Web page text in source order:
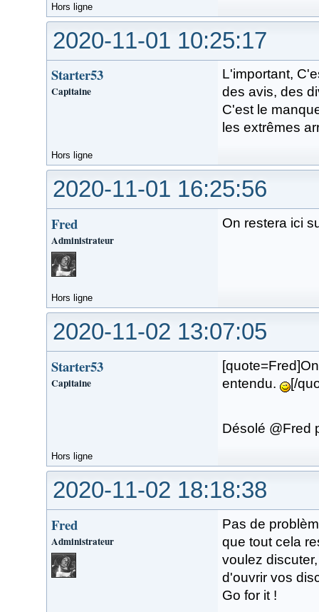
Hors ligne
2020-11-01 10:25:17
Starter53
Capitaine
L'important,
des avis, des
C'est le
les extrêmes
Hors ligne
2020-11-01 16:25:56
Fred
Administrateur
On restera ici
Hors ligne
2020-11-02 13:07:05
Starter53
Capitaine
entendu.
[/
Désolé @Fred
Hors ligne
2020-11-02 18:18:38
Fred
Administrateur
Pas de
que tout cela
voulez
d'ouvrir vos
Go for it !